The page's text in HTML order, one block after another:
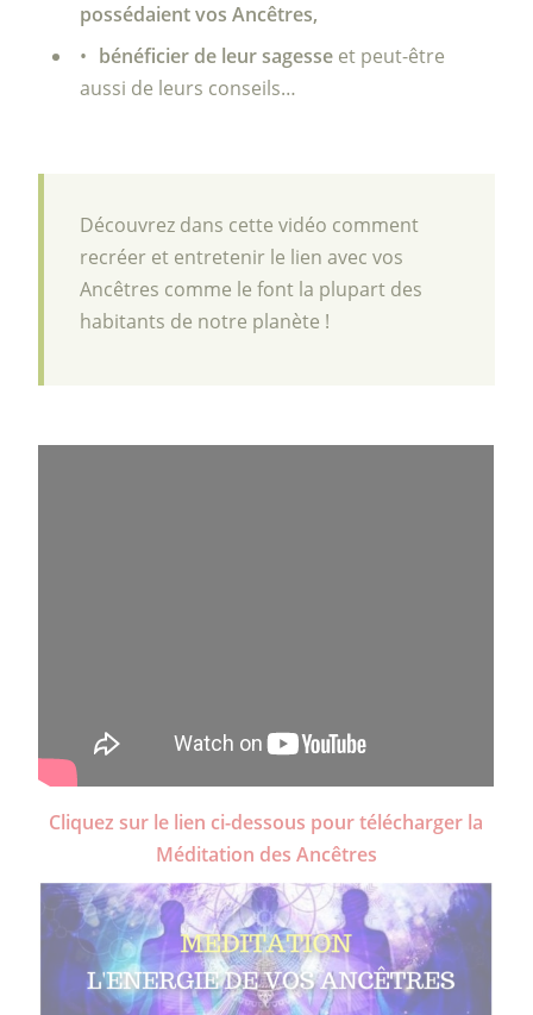
possédaient vos Ancêtres,
bénéficier de leur sagesse et peut-être
aussi de leurs conseils…
Découvrez dans cette vidéo comment
recréer et entretenir le lien avec vos
Ancêtres comme le font la plupart des
habitants de notre planète !
Cliquez sur le lien ci-dessous pour télécharger la
Méditation des Ancêtres